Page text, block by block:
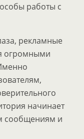
работы с
рекламные
огромными
начинает
сообщениям и